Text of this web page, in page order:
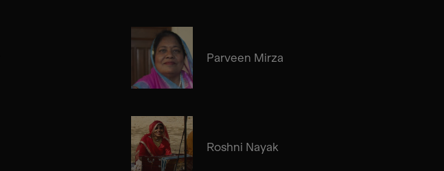
Parveen Mirza
Roshni Nayak